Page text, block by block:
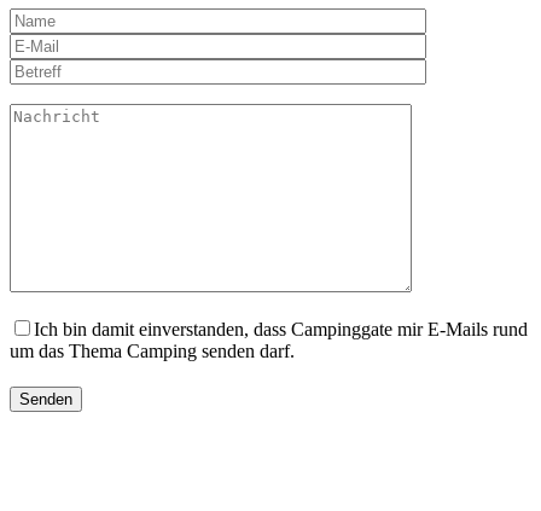
Ich bin damit einverstanden, dass Campinggate mir E-Mails rund
um das Thema Camping senden darf.